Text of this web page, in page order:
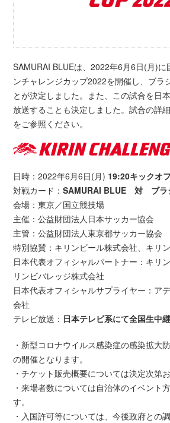
SAMURAI BLUEは、2022年6月6日(月)に
ンチャレンジカップ2022を開催し、ブラ
とが決定しました。また、この試合を日
放送することも決定しました。試合の詳
をご参照ください。
日時：2022年6月6日(月) 19:20キックオ
対戦カード：SAMURAI BLUE 対 ブラ
会場：東京／国立競技場
主催：公益財団法人日本サッカー協会
主管：公益財団法人東京都サッカー協会
特別協賛：キリンビール株式会社、キリ
日本代表オフィシャルパートナー：キリ
リンビバレッジ株式会社
日本代表オフィシャルサプライヤー：ア
会社
テレビ放送： 日本テレビ系にて全国生中継
・新型コロナウイルス感染症の感染拡大
の開催となります。
・チケット販売概要については決定次第
・来場者数については自治体のイベント
す。
・入国許可等については、今後政府との